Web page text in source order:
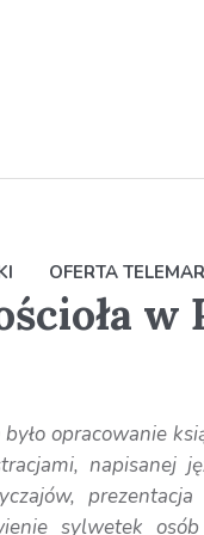
OFERTA
w
opracowanie
napisanej
sylwetek